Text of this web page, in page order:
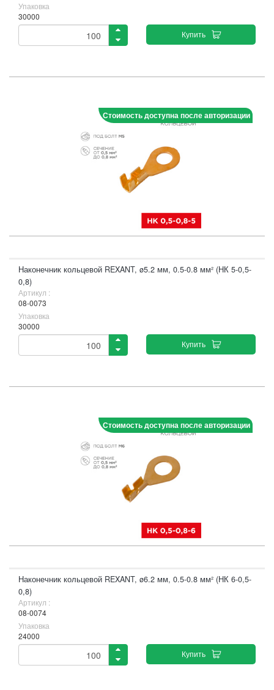
Упаковка
30000
Купить
Стоимость доступна после авторизации
Наконечник кольцевой REXANT, ø5.2 мм, 0.5-0.8 мм² (НК 5-0,5-
0,8)
Артикул :
08-0073
Упаковка
30000
Купить
Стоимость доступна после авторизации
Наконечник кольцевой REXANT, ø6.2 мм, 0.5-0.8 мм² (НК 6-0,5-
0,8)
Артикул :
08-0074
Упаковка
24000
Купить